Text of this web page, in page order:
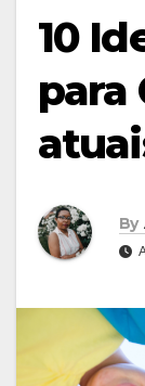
10
para
By